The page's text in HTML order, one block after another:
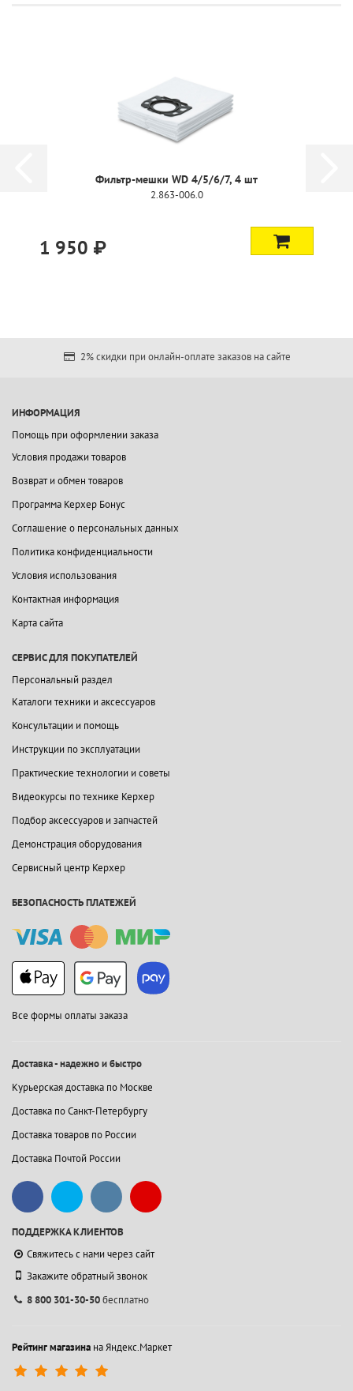
Плоский фильтр WD 4/5/6/7
2.863-005.0
2 440 ₽
2% скидки при онлайн-оплате заказов на сайте
ИНФОРМАЦИЯ
Помощь при оформлении заказа
Условия продажи товаров
Возврат и обмен товаров
Программа Керхер Бонус
Соглашение о персональных данных
Политика конфиденциальности
Условия использования
Контактная информация
Карта сайта
СЕРВИС ДЛЯ ПОКУПАТЕЛЕЙ
Персональный раздел
Каталоги техники и аксессуаров
Консультации и помощь
Инструкции по эксплуатации
Практические технологии и советы
Видеокурсы по технике Керхер
Подбор аксессуаров и запчастей
Демонстрация оборудования
Сервисный центр Керхер
БЕЗОПАСНОСТЬ ПЛАТЕЖЕЙ
Все формы оплаты заказа
Доставка - надежно и быстро
Курьерская доставка по Москве
Доставка по Санкт-Петербургу
Доставка товаров по России
Доставка Почтой России
ПОДДЕРЖКА КЛИЕНТОВ
Свяжитесь с нами через сайт
Закажите обратный звонок
8 800 301-30-50бесплатно
Рейтинг магазина на Яндекс.Маркет